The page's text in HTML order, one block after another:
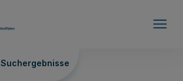
Suchergebnisse